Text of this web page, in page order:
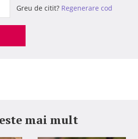
Greu de citit? Regenerare cod
mai mult